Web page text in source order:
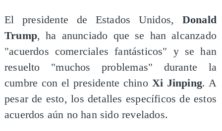
El presidente de Estados Unidos, Donald
Trump, ha anunciado que se han alcanzado
"acuerdos comerciales fantásticos" y se han
resuelto "muchos problemas" durante la
cumbre con el presidente chino Xi Jinping. A
pesar de esto, los detalles específicos de estos
acuerdos aún no han sido revelados.